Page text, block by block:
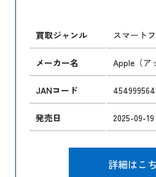
買取ジャンル スマート
メーカー名 Apple（ア
JANコード
発売日 2025-09-19
詳細はこ